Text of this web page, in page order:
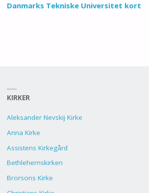
Danmarks Tekniske Universitet kort
KIRKER
Aleksander Nevskij Kirke
Anna Kirke
Assistens Kirkegård
Bethlehemskirken
Brorsons Kirke